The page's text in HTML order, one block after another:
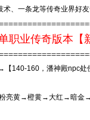
、一条龙等传奇业界好
职业传奇版本【
140-160，潘神殿npc处
亮黄→橙黄→大红→暗金